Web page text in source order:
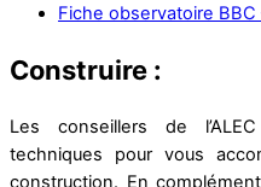
Fiche observatoire BBC
Construire :
Les conseillers de
techniques pour vous
construction. En